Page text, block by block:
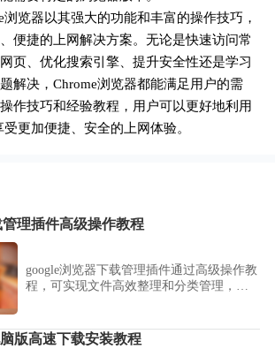
浏览器以其强大的功能和丰富的操作技巧，
便捷的上网解决方案。无论是快速访问常
页、优化搜索引擎、提升安全性还是学习
解决，Chrome浏览器都能满足用户的需
作技巧和经验教程，用户可以更好地利用
更加便捷、安全的上网体验。
管理插件高级操作教程
google浏览器下载管理插件通过高级操作教
程，可实现文件高效整理和分类管理，提
版高速下载安装教程